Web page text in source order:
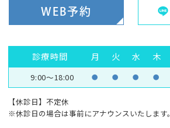
WEB予約
診療時間 月 火 水 木
9:00～18:00 ● ● ● ●
【休診日】不定休
※休診日の場合は事前にアナウンスいたします。